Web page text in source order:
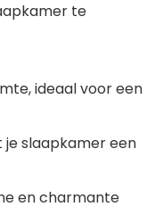
te
ideaal voor een
slaapkamer een
en charmante